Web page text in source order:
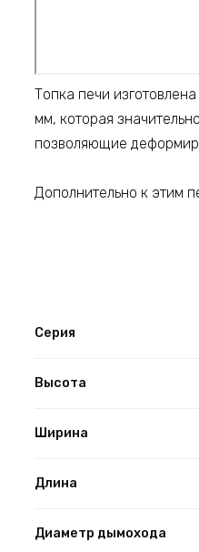
Топка печи
мм, которая
позволяющие
Дополнительно к этим
Серия
Высота
Ширина
Длина
Диаметр дымохода